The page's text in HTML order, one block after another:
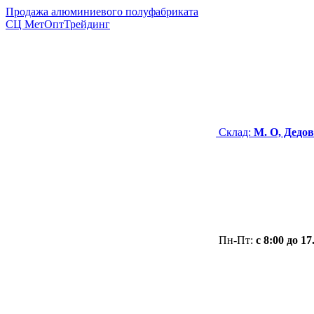
Продажа алюминиевого полуфабриката
СЦ МетОптТрейдинг
Склад: М. О,
Пн-Пт: с 8:00 до